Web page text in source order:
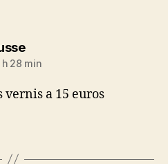
dit :
h 28 min
vernis a 15 euros